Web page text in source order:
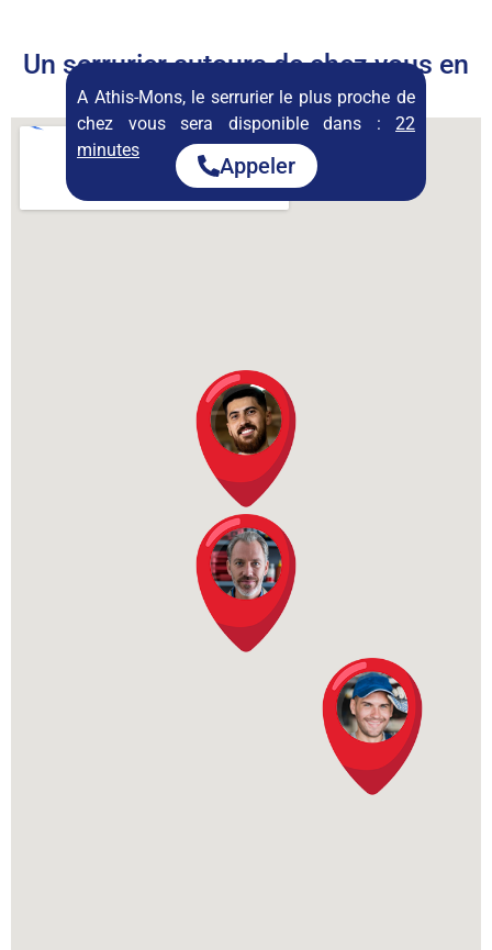
Un serrurier autours de chez vous en
permanence
A Athis-Mons, le serrurier le plus proche de
chez vous sera disponible dans : 22
minutes
Appeler